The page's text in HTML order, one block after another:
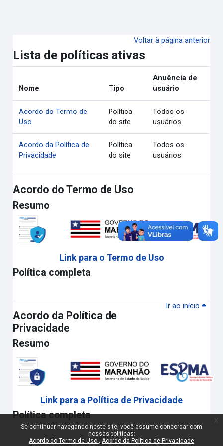
Se continuar navegando neste site, você assume concordar com
nossas políticas:
Acordo do Termo de Uso
Acordo da Política de Privacidade
Voltar à página anterior
Lista de políticas ativas
Nome Tipo
Anuência de
usuário
Acordo do Termo de
Uso
Política
do site
Todos os
usuários
Acordo da Política de
Privacidade
Política
do site
Todos os
usuários
Acordo do Termo de Uso
Resumo
Link para o Termo de Uso
Política completa
Ir ao início
Acordo da Política de
Privacidade
Resumo
Link para a Política de Privacidade
Política completa